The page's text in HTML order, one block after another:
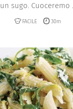
un sugo. Cuoceremo ...
FACILE 30m